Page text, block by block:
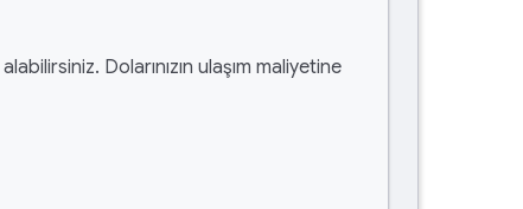
alabilirsiniz. Dolarınızın ulaşım maliyetine